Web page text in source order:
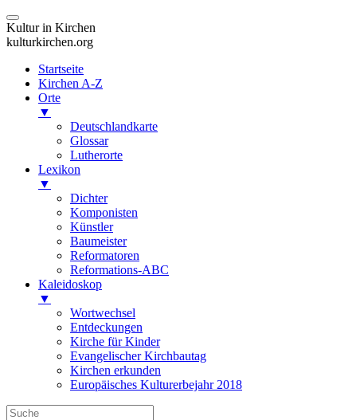
Kultur in Kirchen
kulturkirchen.org
Startseite
Kirchen A-Z
Orte
▼
Deutschlandkarte
Glossar
Lutherorte
Lexikon
▼
Dichter
Komponisten
Künstler
Baumeister
Reformatoren
Reformations-ABC
Kaleidoskop
▼
Wortwechsel
Entdeckungen
Kirche für Kinder
Evangelischer Kirchbautag
Kirchen erkunden
Europäisches Kulturerbejahr 2018